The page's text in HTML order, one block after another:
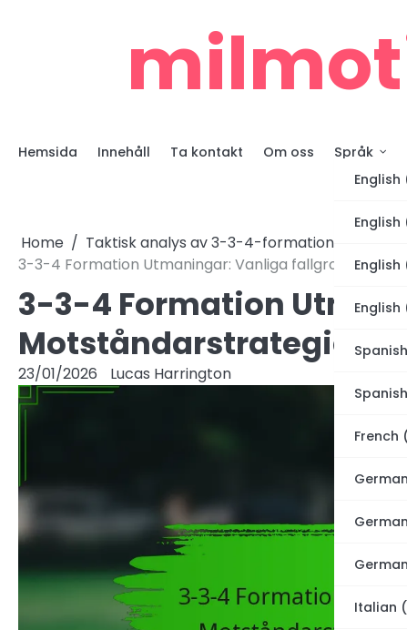
Hemsida Innehåll Ta kontakt Om oss
Språk
English
English
English
English
French
Italian
Home
Taktisk analys av 3-3-4-formationen
3-3-4 Formation Utmaningar: Vanliga fallgropar,
3-3-4 Formation
Motståndarstrategier,
23/01/2026 Lucas Harrington